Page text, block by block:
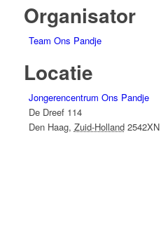
Organisator
Team Ons Pandje
Locatie
Jongerencentrum Ons Pandje
De Dreef 114
Den Haag, Zuid-Holland 2542XN